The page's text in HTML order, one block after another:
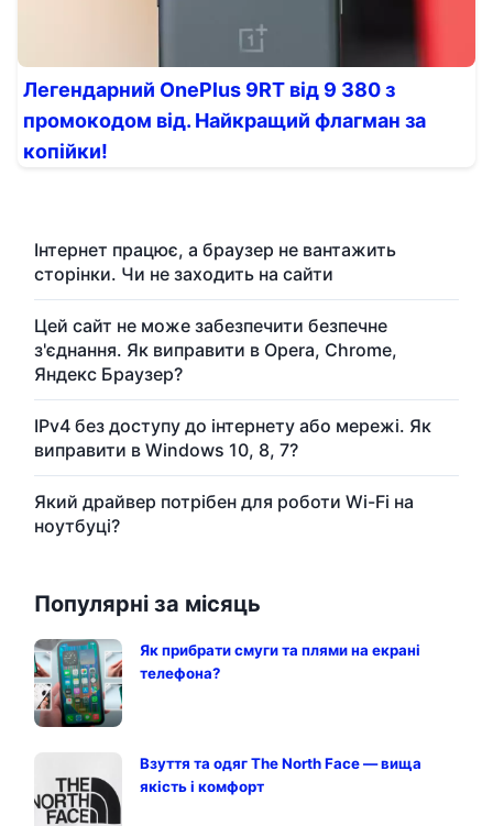
Легендарний OnePlus 9RT від 9 380 з
промокодом від. Найкращий флагман за
копійки!
Інтернет працює, а браузер не вантажить
сторінки. Чи не заходить на сайти
Цей сайт не може забезпечити безпечне
з'єднання. Як виправити в Opera, Chrome,
Яндекс Браузер?
IPv4 без доступу до інтернету або мережі. Як
виправити в Windows 10, 8, 7?
Який драйвер потрібен для роботи Wi-Fi на
ноутбуці?
Популярні за місяць
Як прибрати смуги та плями на екрані
телефона?
Взуття та одяг The North Face — вища
якість і комфорт